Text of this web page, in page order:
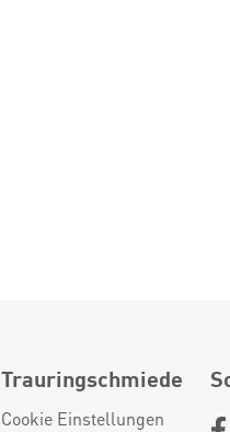
Trauringschmiede
Cookie Einstellungen